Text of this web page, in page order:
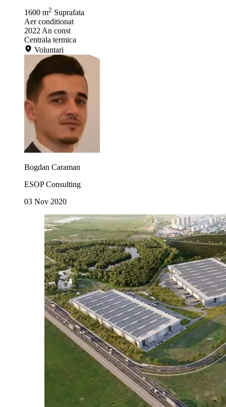
1600 m2 Suprafata
Aer conditionat
2022 An const
Centrala termica
Voluntari
Bogdan Caraman
ESOP Consulting
03 Nov 2020